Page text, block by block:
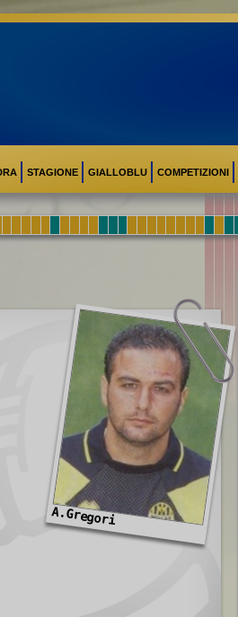
STAGIONE GIALLOBLU COMPETIZIONI
A.Gregori